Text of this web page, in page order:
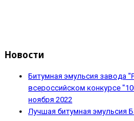
Новости
Битумная эмульсия завода
всероссийском конкурсе
ноября 2022
Лучшая битумная эмульсия